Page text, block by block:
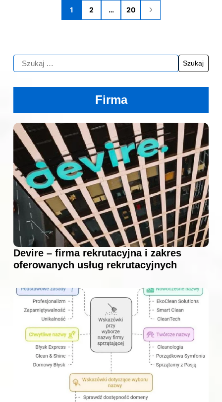
1 2 … 20
Firma
Devire – firma rekrutacyjna i zakres
oferowanych usług rekrutacyjnych